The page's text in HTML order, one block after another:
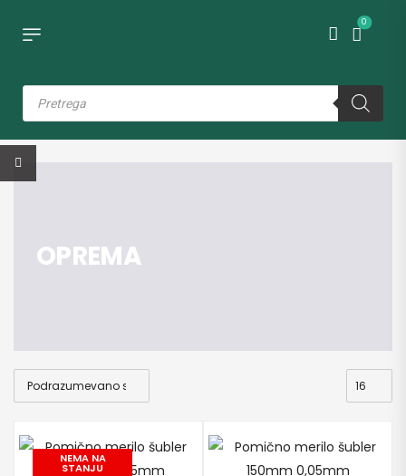
0
OPREMA
NEMA NA
STANJU